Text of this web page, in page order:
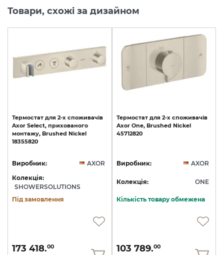
Товари, схожі за дизайном
Термостат для 2-х споживачів
Axor Select, прихованого
монтажу, Brushed Nickel
18355820
Виробник:
AXOR
Колекція:
SHOWERSOLUTIONS
Під замовлення
173 418.00
Термостат для 2-х споживачів
Axor One, Brushed Nickel
45712820
Виробник: AXOR
Колекція: ONE
Кількість товару обмежена
103 789.00